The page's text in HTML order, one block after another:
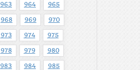
963 964 965
968 969 970
973 974 975
978 979 980
983 984 985